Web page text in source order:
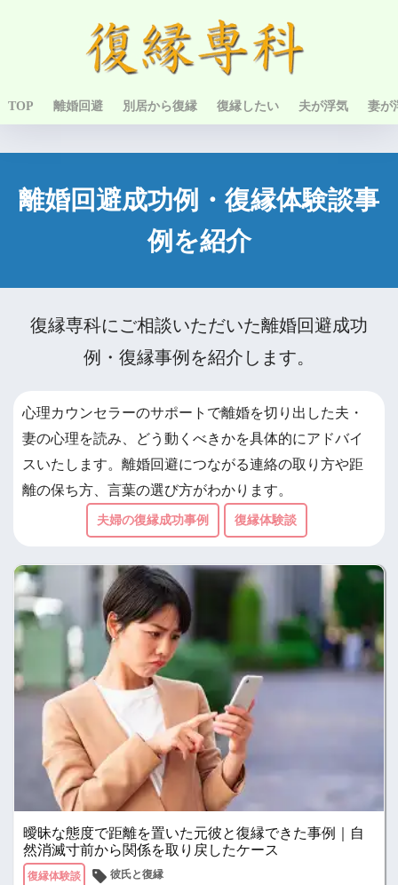
TOP 離婚回避 別居から復縁 復縁したい 夫が浮気 妻が
離婚回避成功例・復縁体験談事
例を紹介
復縁専科にご相談いただいた離婚回避成功
例・復縁事例を紹介します。
心理カウンセラーのサポートで離婚を切り出した夫・
妻の心理を読み、どう動くべきかを具体的にアドバイ
スいたします。離婚回避につながる連絡の取り方や距
離の保ち方、言葉の選び方がわかります。
夫婦の復縁成功事例 復縁体験談
曖昧な態度で距離を置いた元彼と復縁できた事例｜自
然消滅寸前から関係を取り戻したケース
復縁体験談 彼氏と復縁